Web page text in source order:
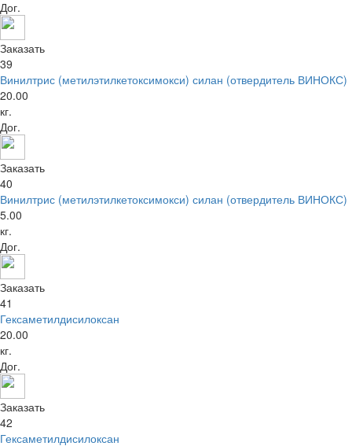
Дог.
Заказать
39
Винилтрис (метилэтилкетоксимокси) силан (отвердитель ВИНОКС)
20.00
кг.
Дог.
Заказать
40
Винилтрис (метилэтилкетоксимокси) силан (отвердитель ВИНОКС)
5.00
кг.
Дог.
Заказать
41
Гексаметилдисилоксан
20.00
кг.
Дог.
Заказать
42
Гексаметилдисилоксан